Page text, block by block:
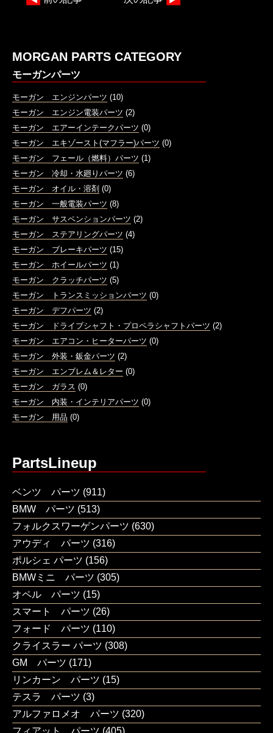
MORGAN PARTS CATEGORY
モーガンパーツ
モーガン エンジンパーツ (10)
モーガン エンジン電装パーツ (2)
モーガン エアーインテークパーツ (0)
モーガン エキゾースト(マフラー)パーツ (0)
モーガン フェール（燃料）パーツ (1)
モーガン 冷却・水廻りパーツ (6)
モーガン オイル・溶剤 (0)
モーガン 一般電装パーツ (8)
モーガン サスペンションパーツ (2)
モーガン ステアリングパーツ (4)
モーガン ブレーキパーツ (15)
モーガン ホイールパーツ (1)
モーガン クラッチパーツ (5)
モーガン トランスミッションパーツ (0)
モーガン デフパーツ (2)
モーガン ドライブシャフト・プロペラシャフトパーツ (2)
モーガン エアコン・ヒーターパーツ (0)
モーガン 外装・鈑金パーツ (2)
モーガン エンブレム＆レター (0)
モーガン ガラス (0)
モーガン 内装・インテリアパーツ (0)
モーガン 用品 (0)
PartsLineup
ベンツ パーツ (911)
BMW パーツ (513)
フォルクスワーゲンパーツ (630)
アウディ パーツ (316)
ポルシェ パーツ (156)
BMWミニ パーツ (305)
オペル パーツ (15)
スマート パーツ (26)
フォード パーツ (110)
クライスラー パーツ (308)
GM パーツ (171)
リンカーン パーツ (15)
テスラ パーツ (3)
アルファロメオ パーツ (320)
フィアット パーツ (405)